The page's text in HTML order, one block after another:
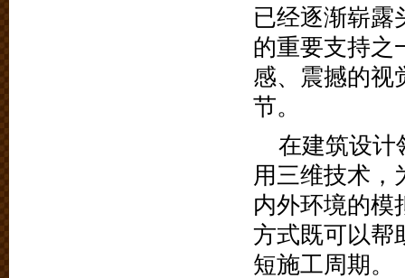
已经逐渐崭露
的重要支持之
感、震撼的视
节。
在建筑设计
用三维技术，
内外环境的模
方式既可以帮
短施工周期。